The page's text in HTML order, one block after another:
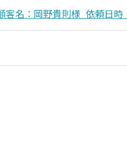
客名：岡野貴則様_依頼日